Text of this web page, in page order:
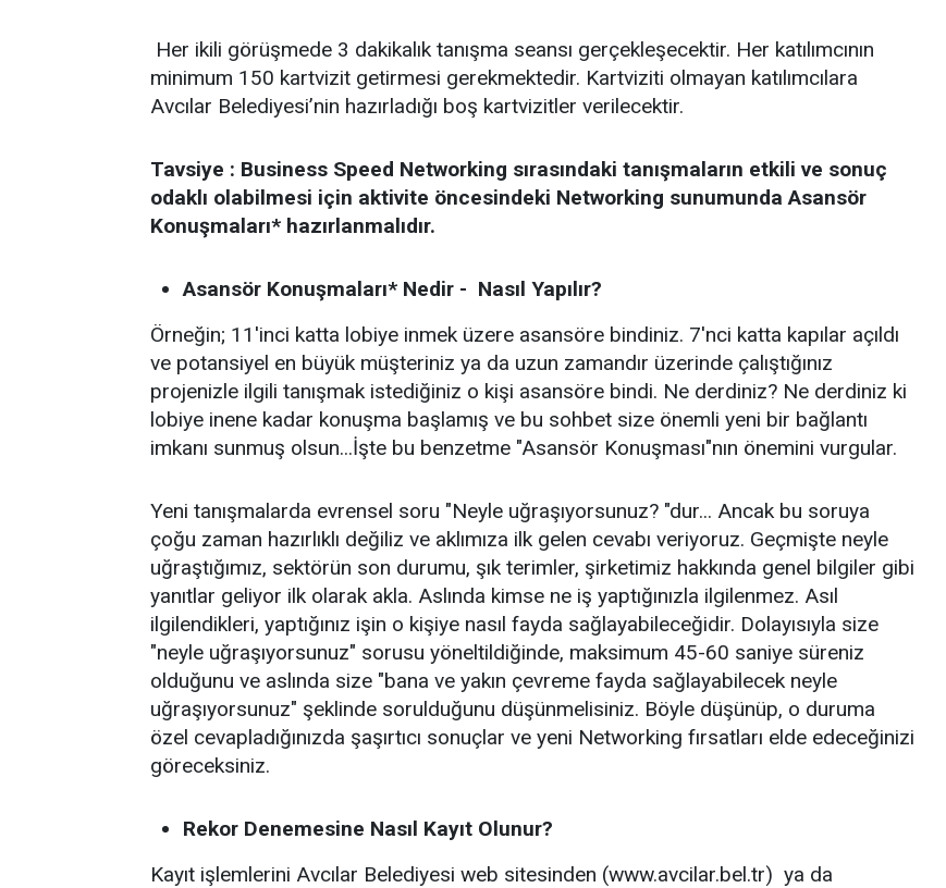
Her ikili görüşmede 3 dakikalık tanışma seansı gerçekleşecektir. Her katılımcının
minimum 150 kartvizit getirmesi gerekmektedir. Kartviziti olmayan katılımcılara
Avcılar Belediyesi’nin hazırladığı boş kartvizitler verilecektir.
Tavsiye : Business Speed Networking sırasındaki tanışmaların etkili ve sonuç
odaklı olabilmesi için aktivite öncesindeki Networking sunumunda Asansör
Konuşmaları* hazırlanmalıdır.
Asansör Konuşmaları* Nedir - Nasıl Yapılır?
Örneğin; 11'inci katta lobiye inmek üzere asansöre bindiniz. 7'nci katta kapılar açıldı
ve potansiyel en büyük müşteriniz ya da uzun zamandır üzerinde çalıştığınız
projenizle ilgili tanışmak istediğiniz o kişi asansöre bindi. Ne derdiniz? Ne derdiniz ki
lobiye inene kadar konuşma başlamış ve bu sohbet size önemli yeni bir bağlantı
imkanı sunmuş olsun...İşte bu benzetme "Asansör Konuşması"nın önemini vurgular.
Yeni tanışmalarda evrensel soru "Neyle uğraşıyorsunuz? "dur... Ancak bu soruya
çoğu zaman hazırlıklı değiliz ve aklımıza ilk gelen cevabı veriyoruz. Geçmişte neyle
uğraştığımız, sektörün son durumu, şık terimler, şirketimiz hakkında genel bilgiler gibi
yanıtlar geliyor ilk olarak akla. Aslında kimse ne iş yaptığınızla ilgilenmez. Asıl
ilgilendikleri, yaptığınız işin o kişiye nasıl fayda sağlayabileceğidir. Dolayısıyla size
"neyle uğraşıyorsunuz" sorusu yöneltildiğinde, maksimum 45-60 saniye süreniz
olduğunu ve aslında size "bana ve yakın çevreme fayda sağlayabilecek neyle
uğraşıyorsunuz" şeklinde sorulduğunu düşünmelisiniz. Böyle düşünüp, o duruma
özel cevapladığınızda şaşırtıcı sonuçlar ve yeni Networking fırsatları elde edeceğinizi
göreceksiniz.
Rekor Denemesine Nasıl Kayıt Olunur?
Kayıt işlemlerini Avcılar Belediyesi web sitesinden (www.avcilar.bel.tr) ya da